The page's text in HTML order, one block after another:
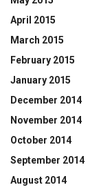
April 2015
March 2015
February 2015
January 2015
December 2014
November 2014
October 2014
September 2014
August 2014